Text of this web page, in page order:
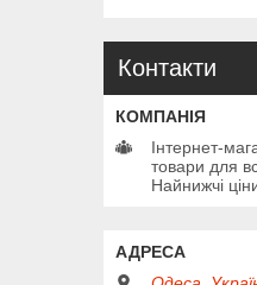
Контакти
Інтернет-
товари для
Найнижчі